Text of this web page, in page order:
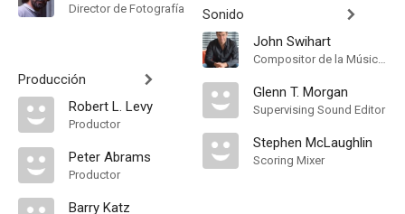
Director de Fotografía
Producción
Robert L. Levy
Productor
Peter Abrams
Productor
Barry Katz
Sonido
John Swihart
Compositor de la Música Original
Glenn T. Morgan
Supervising Sound Editor
Stephen McLaughlin
Scoring Mixer